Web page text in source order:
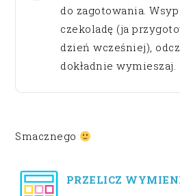
do zagotowania.
czekoladę (ja
dzień wcześniej),
dokładnie wymieszaj.
Smacznego
PRZELICZ